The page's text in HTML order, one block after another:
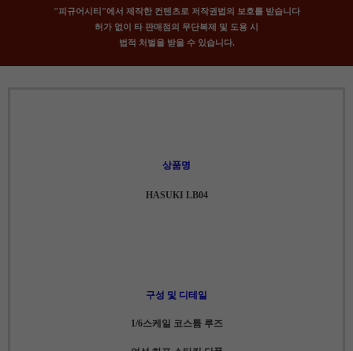
"피규어시티"에서 제작한 컨텐츠로 저작권법의 보호를 받습니다
허가 없이 타 판매점의 무단복제 및 도용 시
법적 처벌을 받을 수 있습니다.
상품명
HASUKI LB04
구성 및 디테일
1/6스케일 코스튬 루즈